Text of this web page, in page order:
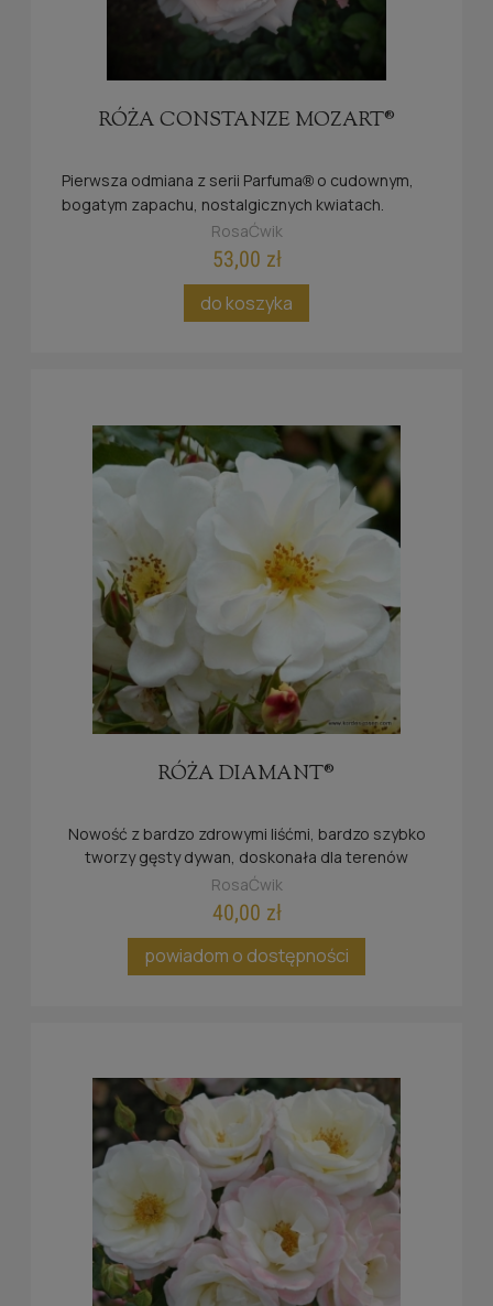
RÓŻA CONSTANZE MOZART®
Pierwsza odmiana z serii Parfuma® o cudownym,
bogatym zapachu, nostalgicznych kwiatach.
Nazwa nadana z okazji 250 rocznicy urodzin
RosaĆwik
53,00 zł
do koszyka
RÓŻA DIAMANT®
Nowość z bardzo zdrowymi liśćmi, bardzo szybko
tworzy gęsty dywan, doskonała dla terenów
publicznych.
RosaĆwik
40,00 zł
powiadom o dostępności